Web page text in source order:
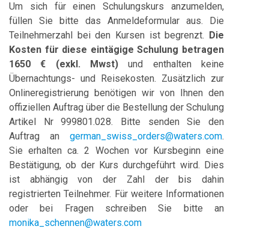
Um sich für einen Schulungskurs anzumelden,
füllen Sie bitte das Anmeldeformular aus. Die
Teilnehmerzahl bei den Kursen ist begrenzt.
Die
Kosten für diese eintägige Schulung betragen
1650 € (exkl. Mwst) und enthalten keine
Übernachtungs- und Reisekosten. Zusätzlich zur
Onlineregistrierung benötigen wir von Ihnen den
offiziellen Auftrag über die Bestellung der Schulung
Artikel Nr 999801.028. Bitte senden Sie den
Auftrag an german_swiss_orders@waters.com.
Sie erhalten ca. 2 Wochen vor Kursbeginn eine
Bestätigung, ob der Kurs durchgeführt wird. Dies
ist abhängig von der Zahl der bis dahin
registrierten Teilnehmer. Für weitere Informationen
oder bei Fragen schreiben Sie bitte an
monika_schennen@waters.com